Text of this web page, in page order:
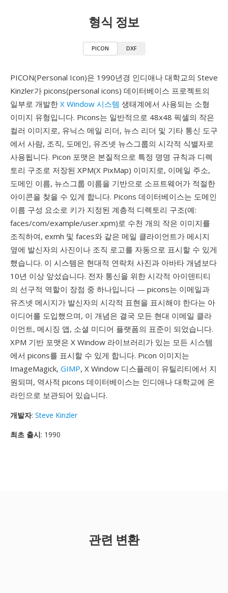
형식 정보
PICON DXF
PICON(Personal Icon)은 1990년경 인디애나 대학교의 Steve
Kinzler가 picons(personal icons) 데이터베이스 프로젝트의
일부로 개발한 X Window 시스템 생태계에서 사용되는 소형
이미지 유형입니다. Picons는 일반적으로 48x48 픽셀의 작은
컬러 이미지로, 유닉스 메일 리더, 뉴스 리더 및 기타 통신 도구
에서 사람, 조직, 도메인, 유즈넷 뉴스그룹의 시각적 식별자로
사용됩니다. Picon 포맷은 본질적으로 특정 명명 규칙과 디렉
토리 구조로 저장된 XPM(X PixMap) 이미지로, 이메일 주소,
도메인 이름, 뉴스그룹 이름을 기반으로 소프트웨어가 적절한
아이콘을 찾을 수 있게 합니다. Picons 데이터베이스는 도메인
이름 구성 요소로 키가 지정된 계층적 디렉토리 구조(예:
faces/com/example/user.xpm)로 수천 개의 작은 이미지를
조직하여, exmh 및 faces와 같은 메일 클라이언트가 메시지
옆에 발신자의 사진이나 조직 로고를 자동으로 표시할 수 있게
했습니다. 이 시스템은 현대적 연락처 사진과 아바타 개념보다
10년 이상 앞섰습니다. 전자 통신을 위한 시각적 아이덴티티
의 선구적 역할이 장점 중 하나입니다 — picons는 이메일과
유즈넷 메시지가 발신자의 시각적 표현을 표시해야 한다는 아
이디어를 도입했으며, 이 개념은 결국 모든 현대 이메일 클라
이언트, 메시징 앱, 소셜 미디어 플랫폼의 표준이 되었습니다.
XPM 기반 포맷은 X Window 라이브러리가 있는 모든 시스템
에서 picons를 표시할 수 있게 합니다. Picon 이미지는
ImageMagick, GIMP, X Window 디스플레이 유틸리티에서 지
원되며, 역사적 picons 데이터베이스는 인디애나 대학교에 온
라인으로 보관되어 있습니다.
개발자: Steve Kinzler
최초 출시: 1990
관련 변환